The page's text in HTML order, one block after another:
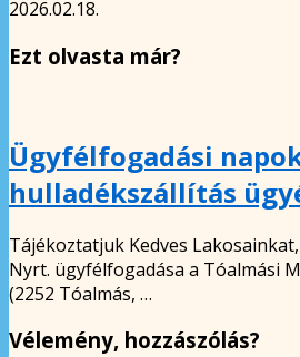
2026.02.18.
Ezt olvasta már?
Ügyfélfogadási
hulladékszállítás
Tájékoztatjuk Kedves
Nyrt. ügyfélfogadása a Tóalmási
(2252 Tóalmás, …
Vélemény, hozzászólás?